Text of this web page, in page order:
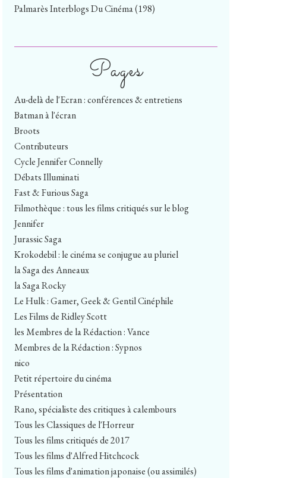
Palmarès Interblogs Du Cinéma(198)
Pages
Au-delà de l'Ecran : conférences & entretiens
Batman à l'écran
Broots
Contributeurs
Cycle Jennifer Connelly
Débats Illuminati
Fast & Furious Saga
Filmothèque : tous les films critiqués sur le blog
Jennifer
Jurassic Saga
Krokodebil : le cinéma se conjugue au pluriel
la Saga des Anneaux
la Saga Rocky
Le Hulk : Gamer, Geek & Gentil Cinéphile
Les Films de Ridley Scott
les Membres de la Rédaction : Vance
Membres de la Rédaction : Sypnos
nico
Petit répertoire du cinéma
Présentation
Rano, spécialiste des critiques à calembours
Tous les Classiques de l'Horreur
Tous les films critiqués de 2017
Tous les films d'Alfred Hitchcock
Tous les films d'animation japonaise (ou assimilés)